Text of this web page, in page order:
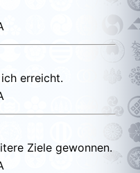
erreicht.
Ziele gewonnen.